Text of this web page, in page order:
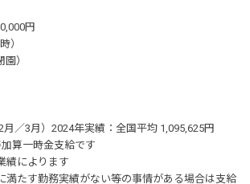
円
）
）
／3月）2024年実績：全国平均 1,095,625円
算一時金支給です
績によります
満たす勤務実績がない等の事情がある場合は支給